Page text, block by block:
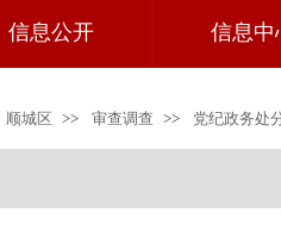
信息公开 信息中
顺城区 >> 审查调查 >> 党纪政务处